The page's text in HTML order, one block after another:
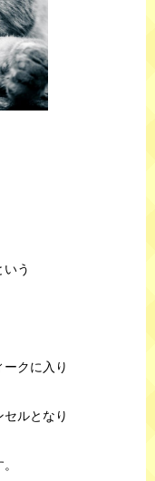
う
クに入り
ルとなり